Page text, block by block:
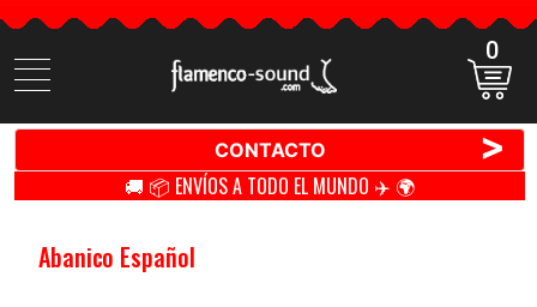
Buscar
productos
0
CONTACTO >
🚚 📦 ENVÍOS A TODO EL MUNDO ✈️ 🌍
Abanico Español